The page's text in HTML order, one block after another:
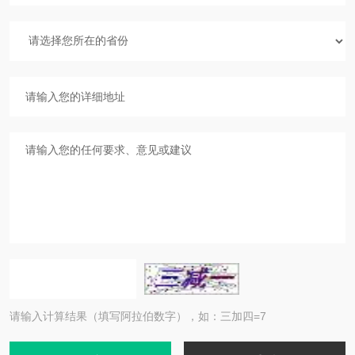
请输入计算结果（填写阿拉伯数字），如：三加四=7